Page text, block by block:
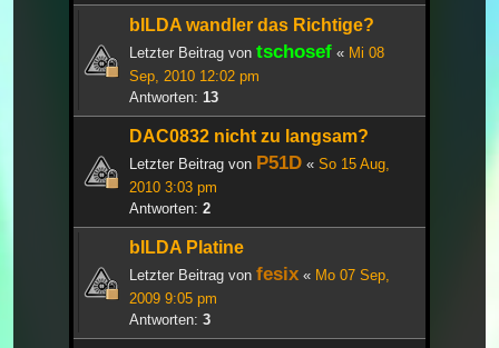
bILDA wandler das Richtige?
Letzter Beitrag von tschosef « Mi 08
Sep, 2010 12:02 pm
Antworten: 13
DAC0832 nicht zu langsam?
Letzter Beitrag von P51D « So 15 Aug,
2010 3:03 pm
Antworten: 2
bILDA Platine
Letzter Beitrag von fesix « Mo 07 Sep,
2009 9:05 pm
Antworten: 3